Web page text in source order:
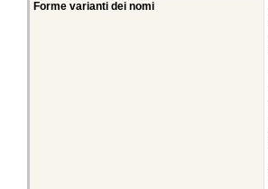
Forme varianti dei nomi